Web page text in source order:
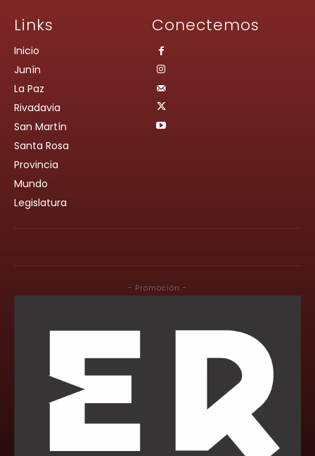
Links
Inicio
Junín
La Paz
Rivadavia
San Martín
Santa Rosa
Provincia
Mundo
Legislatura
Conectemos
- Promoción -